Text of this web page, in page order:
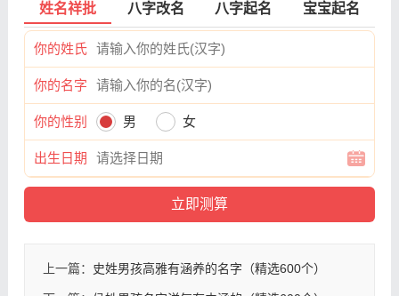
姓名祥批 八字改名 八字起名 宝宝起名
你的姓氏
你的名字
你的性别 男 女
出生日期
上一篇： 史姓男孩高雅有涵养的名字（精选600个）